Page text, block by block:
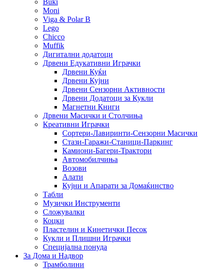
Buki
Moni
Viga & Polar B
Lego
Chicco
Muffik
Дигитални додатоци
Дрвени Едукативни Играчки
Дрвени Куќи
Дрвени Кујни
Дрвени Сензорни Активности
Дрвени Додатоци за Кукли
Магнетни Книги
Дрвени Масички и Столчиња
Креативни Играчки
Сортери-Лавиринти-Сензорни Масички
Стази-Гаражи-Станици-Паркинг
Камиони-Багери-Трактори
Автомобилчиња
Возови
Алати
Кујни и Апарати за Домаќинство
Табли
Музички Инструменти
Сложувалки
Коцки
Пластелин и Кинетички Песок
Кукли и Плишни Играчки
Специјална понуда
За Дома и Надвор
Трамболини